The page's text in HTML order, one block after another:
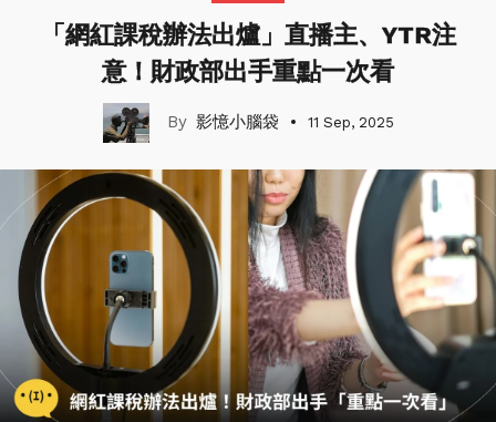
「網紅課稅辦法出爐」直播主、YTR注
意！財政部出手重點一次看
影憶小腦袋 11 Sep, 2025